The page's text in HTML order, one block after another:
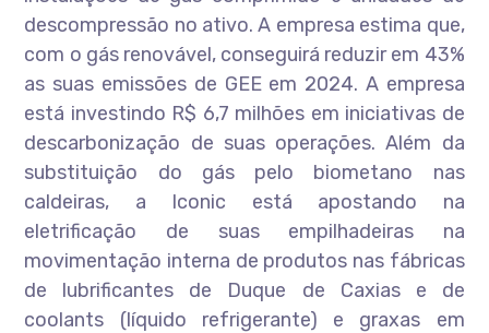
descompressão no ativo. A empresa estima que,
com o gás renovável, conseguirá reduzir em 43%
as suas emissões de GEE em 2024. A empresa
está investindo R$ 6,7 milhões em iniciativas de
descarbonização de suas operações. Além da
substituição do gás pelo biometano nas
caldeiras, a Iconic está apostando na
eletrificação de suas empilhadeiras na
movimentação interna de produtos nas fábricas
de lubrificantes de Duque de Caxias e de
coolants (líquido refrigerante) e graxas em